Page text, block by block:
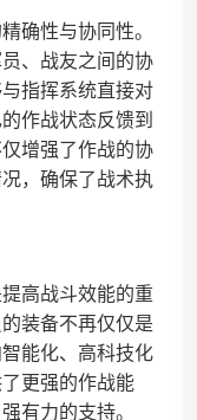
确性与协同性。
、战友之间的协
指挥系统直接对
作战状态反馈到
增强了作战的协
，确保了战术执
高战斗效能的重
装备不再仅仅是
能化、高科技化
更强的作战能
有力的支持。